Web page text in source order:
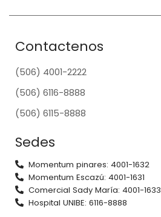
Contactenos
(506) 4001-2222
(506) 6116-8888
(506) 6115-8888
Sedes
Momentum pinares: 4001-1632
Momentum Escazú: 4001-1631
Comercial Sady María: 4001-1633
Hospital UNIBE: 6116-8888